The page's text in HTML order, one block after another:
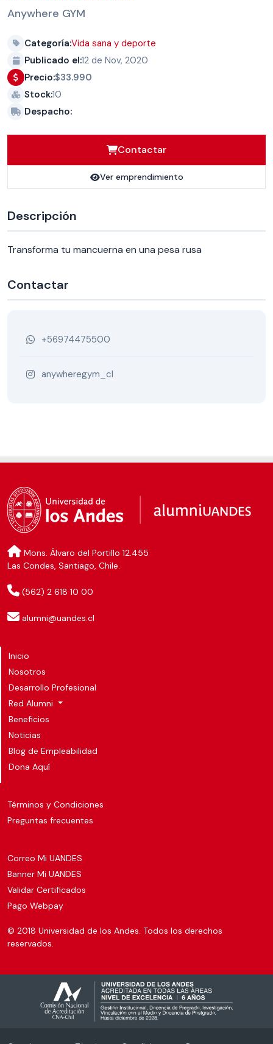
Anywhere GYM
Categoría:Vida sana y deporte
Publicado el:12 de Nov, 2020
Precio:$33.990
Stock:10
Despacho:
Contactar
Ver emprendimiento
Descripción
Transforma tu mancuerna en una pesa rusa
Contactar
+56974475500
anywheregym_cl
Mons. Álvaro del Portillo 12.455
Las Condes, Santiago, Chile.
(562) 2 618 10 00
alumni@uandes.cl
Inicio
Nosotros
Desarrollo Profesional
Red Alumni
Beneficios
Noticias
Blog de Empleabilidad
Dona Aquí
Términos y Condiciones
Preguntas frecuentes
Correo Mi UANDES
Banner Mi UANDES
Validar Certificados
Pago Webpay
© 2018 Universidad de los Andes. Todos los derechos
reservados.